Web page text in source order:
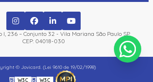
I, 236 – Conjunto 32 - Vila Mariana São Paulo SP
CEP: 04018-030
© Jovicard. (Lei 9610 de 19/02/1998)
W3C W3C